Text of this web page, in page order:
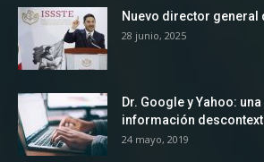
Nuevo director general
28 junio, 2025
Dr. Google y Yahoo:
información
24 mayo, 2019